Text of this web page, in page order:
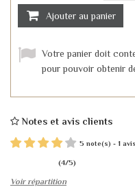
Ajouter au panier
Votre panier doit
pour pouvoir obtenir
Notes et avis clients
(4/5)
5 note(s) - 1 avis
Voir répartition